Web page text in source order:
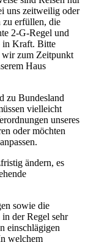
uns zeitweilig oder
zu erfüllen, die
2-G-Regel und
in Kraft. Bitte
wir zum Zeitpunkt
Haus
zu Bundesland
vielleicht
unseres
oder möchten
ändern, es
sowie die
der Regel sehr
einschlägigen
welchem